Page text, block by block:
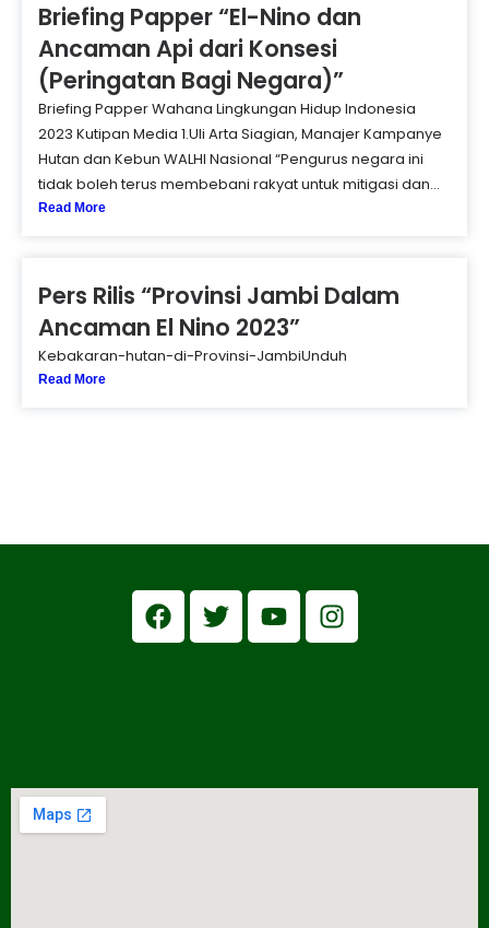
Briefing Papper “El-Nino dan
Ancaman Api dari Konsesi
(Peringatan Bagi Negara)”
Briefing Papper Wahana Lingkungan Hidup Indonesia
2023 Kutipan Media 1.Uli Arta Siagian, Manajer Kampanye
Hutan dan Kebun WALHI Nasional “Pengurus negara ini
tidak boleh terus membebani rakyat untuk mitigasi dan...
Read More
Pers Rilis “Provinsi Jambi Dalam
Ancaman El Nino 2023”
Kebakaran-hutan-di-Provinsi-JambiUnduh
Read More